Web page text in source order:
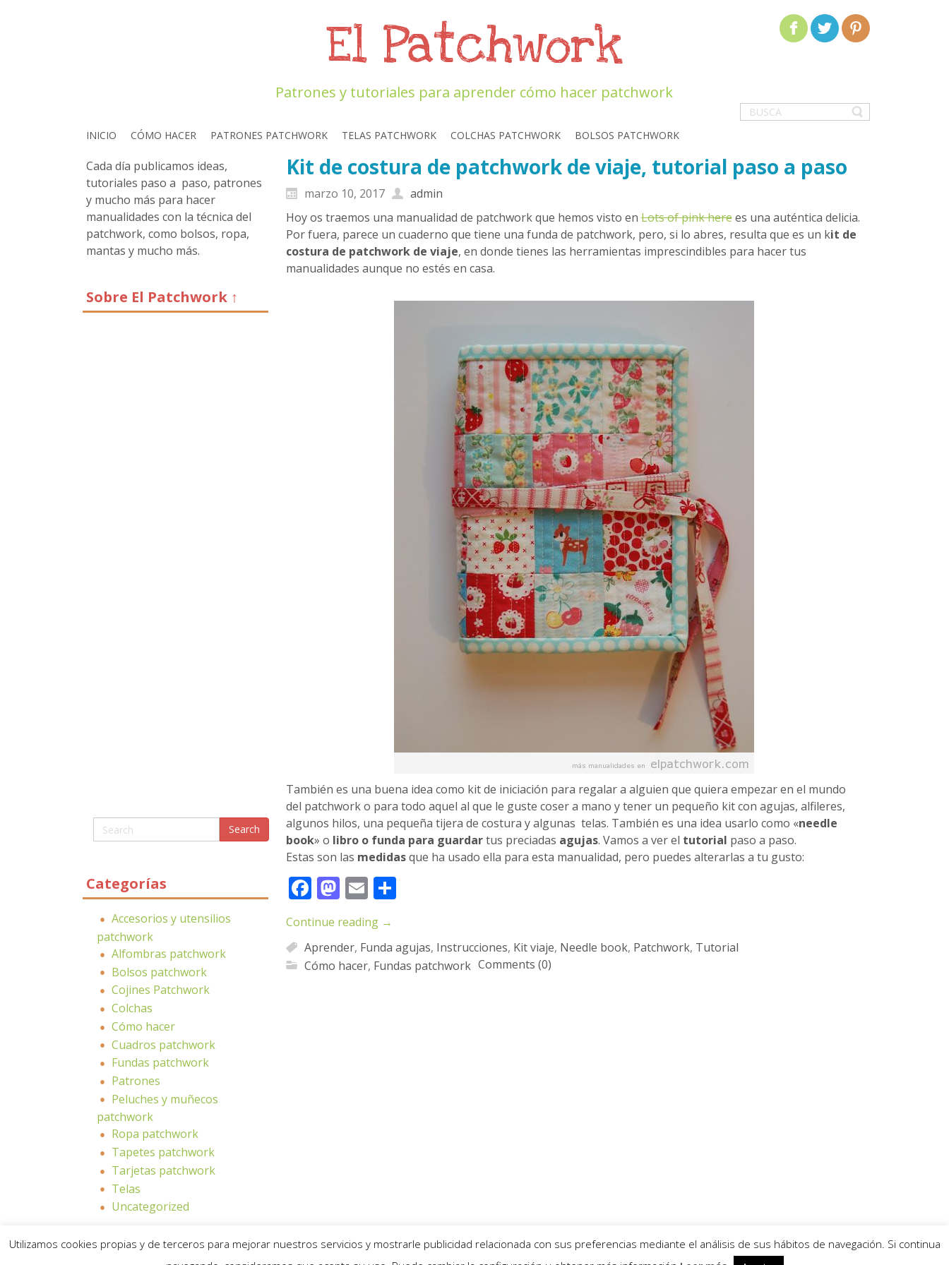
El Patchwork
Patrones y tutoriales para aprender cómo hacer patchwork
INICIO CÓMO HACER PATRONES PATCHWORK TELAS PATCHWORK COLCHAS PATCHWORK BOLSOS PATCHWORK
Cada día publicamos ideas,
tutoriales paso a paso, patrones
y mucho más para hacer
manualidades con la técnica del
patchwork, como bolsos, ropa,
mantas y mucho más.
Sobre El Patchwork ↑
Categorías
Accesorios y utensilios
patchwork
Alfombras patchwork
Bolsos patchwork
Cojines Patchwork
Colchas
Cómo hacer
Cuadros patchwork
Fundas patchwork
Patrones
Peluches y muñecos
patchwork
Ropa patchwork
Tapetes patchwork
Tarjetas patchwork
Telas
Uncategorized
Kit de costura de patchwork de viaje, tutorial paso a paso
marzo 10, 2017
admin
Hoy os traemos una manualidad de patchwork que hemos visto enLots of pink herees una auténtica delicia.
Por fuera, parece un cuaderno que tiene una funda de patchwork, pero, si lo abres, resulta que es un kit de
costura de patchwork de viaje, en donde tienes las herramientas imprescindibles para hacer tus
manualidades aunque no estés en casa.
También es una buena idea como kit de iniciación para regalar a alguien que quiera empezar en el mundo
del patchwork o para todo aquel al que le guste coser a mano y tener un pequeño kit con agujas, alfileres,
algunos hilos, una pequeña tijera de costura y algunas telas. También es una idea usarlo como «needle
book» o libro o funda para guardartus preciadas agujas. Vamos a ver el tutorial paso a paso.
Estas son las medidasque ha usado ella para esta manualidad, pero puedes alterarlas a tu gusto:
Facebook
Mastodon
EmailCompartir
Continue reading →
Aprender, Funda agujas, Instrucciones, Kit viaje, Needle book, Patchwork, Tutorial
Cómo hacer, Fundas patchwork Comments (0)
Utilizamos cookies propias y de terceros para mejorar nuestros servicios y mostrarle publicidad relacionada con sus preferencias mediante el análisis de sus hábitos de navegación. Si continua